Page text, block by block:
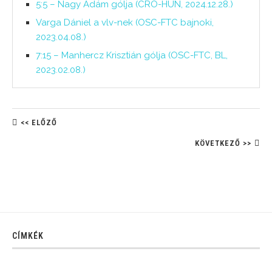
5:5 – Nagy Ádám gólja (CRO-HUN, 2024.12.28.)
Varga Dániel a vlv-nek (OSC-FTC bajnoki,
2023.04.08.)
7:15 – Manhercz Krisztián gólja (OSC-FTC, BL,
2023.02.08.)
<< ELŐZŐ
KÖVETKEZŐ >>
CÍMKÉK